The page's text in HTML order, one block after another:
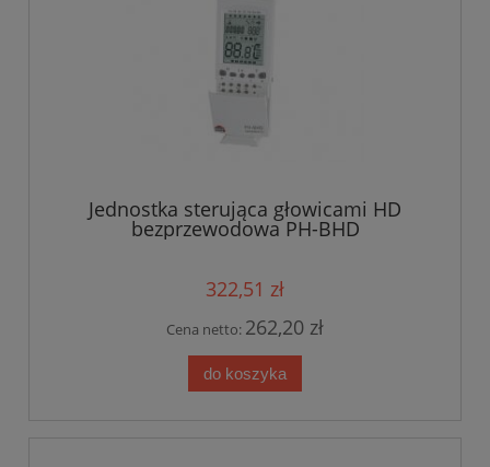
Jednostka sterująca głowicami HD
bezprzewodowa PH-BHD
322,51 zł
Cena netto: 262,20 zł
do koszyka